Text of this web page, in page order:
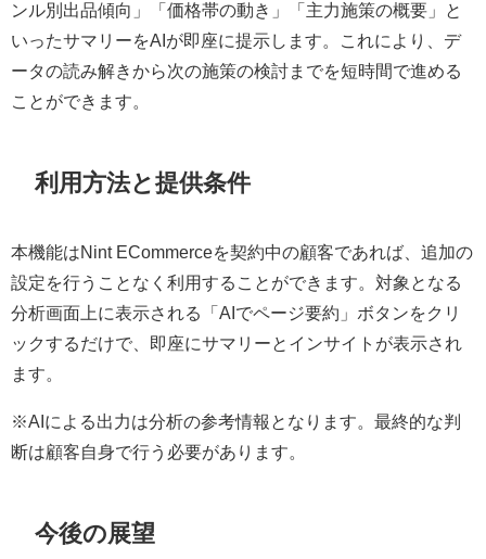
ンル別出品傾向」「価格帯の動き」「主力施策の概要」と
いったサマリーをAIが即座に提示します。これにより、デ
ータの読み解きから次の施策の検討までを短時間で進める
ことができます。
利用方法と提供条件
本機能はNint ECommerceを契約中の顧客であれば、追加の
設定を行うことなく利用することができます。対象となる
分析画面上に表示される「AIでページ要約」ボタンをクリ
ックするだけで、即座にサマリーとインサイトが表示され
ます。
※AIによる出力は分析の参考情報となります。最終的な判
断は顧客自身で行う必要があります。
今後の展望